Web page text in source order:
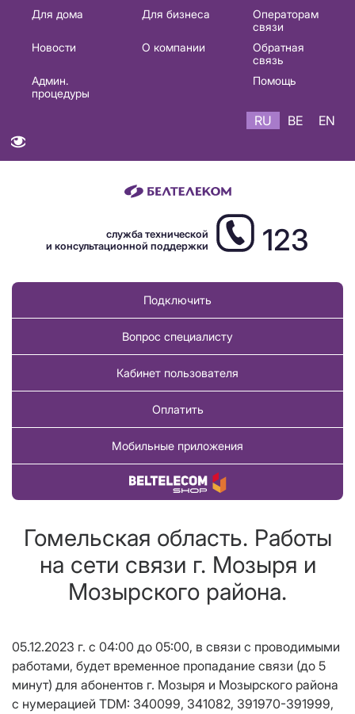
Основная
навигация
Для дома Для бизнеса
Операторам
связи
Новости
О компании
Обратная
связь
Админ.
процедуры
Помощь
RU BE EN
служба технической
и консультационной поддержки
123
Подключить
Вопрос специалисту
Кабинет пользователя
Оплатить
Мобильные приложения
Купить товар
Гомельская область. Работы
на сети связи г. Мозыря и
Мозырского района.
05.12.2023 г. с 04:00 до 05:00, в связи с проводимыми
работами, будет временное пропадание связи (до 5
минут) для абонентов г. Мозыря и Мозырского района
с нумерацией TDM: 340099, 341082, 391970-391999,